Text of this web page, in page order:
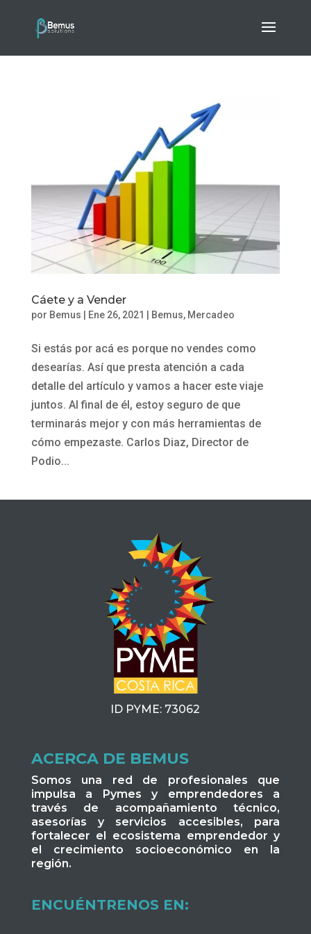
Cáete y a Vender
por Bemus Ene 26, 2021 Bemus, Mercadeo
Si estás por acá es porque no vendes como
desearías. Así que presta atención a cada
detalle del artículo y vamos a hacer este viaje
juntos. Al final de él, estoy seguro de que
terminarás mejor y con más herramientas de
cómo empezaste. Carlos Diaz, Director de
Podio...
ID PYME: 73062
ACERCA DE BEMUS
Somos una red de profesionales que
impulsa a Pymes y emprendedores a
través de acompañamiento técnico,
asesorías y servicios accesibles, para
fortalecer el ecosistema emprendedor y
el crecimiento socioeconómico en la
región.
ENCUÉNTRENOS EN: